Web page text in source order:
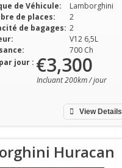
de Véhicule:
Lamborghini
de places:
2
de bagages: 2
V12 6,5L
700 Ch
View Details
jour : €3,300
Incluant 200km / jour
Huracan